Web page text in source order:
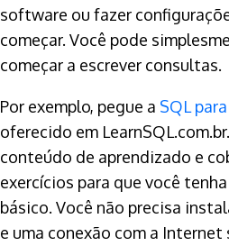
software ou fazer
começar. Você pode
começar a escrever consultas.
Por exemplo, pegue a SQL
oferecido em
conteúdo de aprendizado e
exercícios para que você
básico. Você não precisa
e uma conexão com a